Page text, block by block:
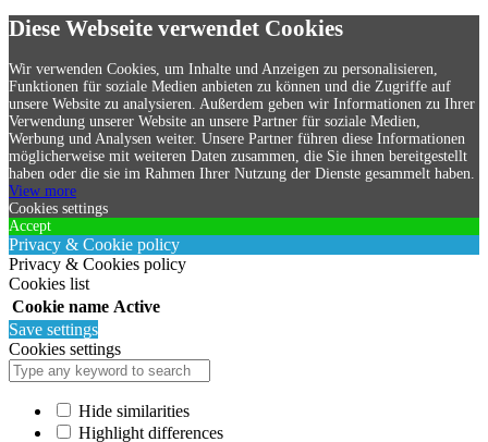
Diese Webseite verwendet Cookies
Wir verwenden Cookies, um Inhalte und Anzeigen zu personalisieren,
Funktionen für soziale Medien anbieten zu können und die Zugriffe auf
unsere Website zu analysieren. Außerdem geben wir Informationen zu Ihrer
Verwendung unserer Website an unsere Partner für soziale Medien,
Werbung und Analysen weiter. Unsere Partner führen diese Informationen
möglicherweise mit weiteren Daten zusammen, die Sie ihnen bereitgestellt
haben oder die sie im Rahmen Ihrer Nutzung der Dienste gesammelt haben.
View more
Cookies settings
Accept
Privacy & Cookie policy
Privacy & Cookies policy
Cookies list
Cookie name Active
Save settings
Cookies settings
Hide similarities
Highlight differences